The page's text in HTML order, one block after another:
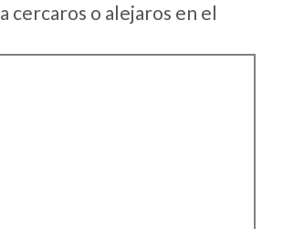
cercaros o alejaros en el